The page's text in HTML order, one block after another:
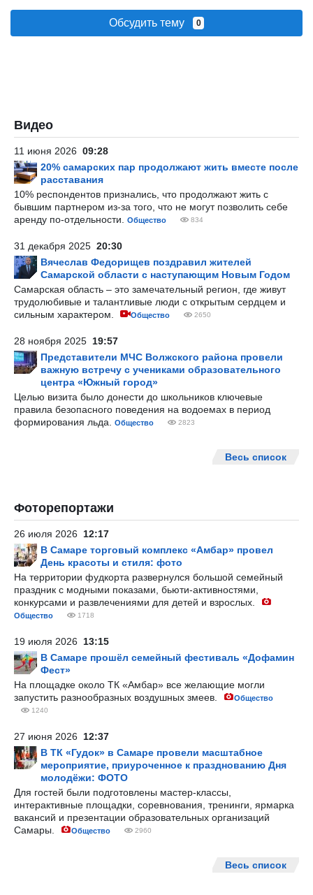
Обсудить тему 0
Видео
11 июня 2026 09:28
20% самарских пар продолжают жить вместе после
расставания
10% респондентов признались, что продолжают жить с
бывшим партнером из-за того, что не могут позволить себе
аренду по-отдельности.
Общество 834
31 декабря 2025 20:30
Вячеслав Федорищев поздравил жителей
Самарской области с наступающим Новым Годом
Самарская область – это замечательный регион, где живут
трудолюбивые и талантливые люди с открытым сердцем и
сильным характером.
Общество 2650
28 ноября 2025 19:57
Представители МЧС Волжского района провели
важную встречу с учениками образовательного
центра «Южный город»
Целью визита было донести до школьников ключевые
правила безопасного поведения на водоемах в период
формирования льда.
Общество 2823
Весь список
Фоторепортажи
26 июля 2026 12:17
В Самаре торговый комплекс «Амбар» провел
День красоты и стиля: фото
На территории фудкорта развернулся большой семейный
праздник с модными показами, бьюти-активностями,
конкурсами и развлечениями для детей и взрослых.
Общество 1718
19 июля 2026 13:15
В Самаре прошёл семейный фестиваль «Дофамин
Фест»
На площадке около ТК «Амбар» все желающие могли
запустить разнообразных воздушных змеев.
Общество
1240
27 июня 2026 12:37
В ТК «Гудок» в Самаре провели масштабное
мероприятие, приуроченное к празднованию Дня
молодёжи: ФОТО
Для гостей были подготовлены мастер-классы,
интерактивные площадки, соревнования, тренинги, ярмарка
вакансий и презентации образовательных организаций
Самары.
Общество 2960
Весь список